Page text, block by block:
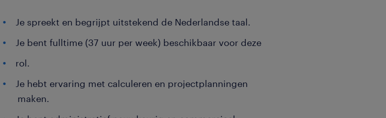
Je spreekt en begrijpt uitstekend de Nederlandse taal.
Je bent fulltime (37 uur per week) beschikbaar voor deze
rol.
Je hebt ervaring met calculeren en projectplanningen
maken.